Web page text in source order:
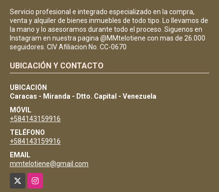
Servicio profesional e integrado especializado en la compra,
venta y alquiler de bienes inmuebles de todo tipo. Lo llevamos de
la mano y lo asesoramos durante todo el proceso. Siguenos en
Instagram en nuestra pagina @MMtelotiene con mas de 26.000
seguidores. CIV Afiliacion No. CC-0670
UBICACIÓN Y CONTACTO
UBICACIÓN
Caracas - Miranda - Dtto. Capital - Venezuela
MÓVIL
+584143159916
TELÉFONO
+584143159916
EMAIL
mmtelotiene@gmail.com
Instagram